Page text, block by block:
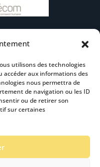
utilisons des technologies
accéder aux informations des
nous permettra de
de navigation ou les ID
ou de retirer son
sur certaines